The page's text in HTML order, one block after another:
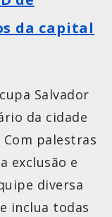
da capital
Salvador
da cidade
palestras
exclusão e
diversa
inclua todas